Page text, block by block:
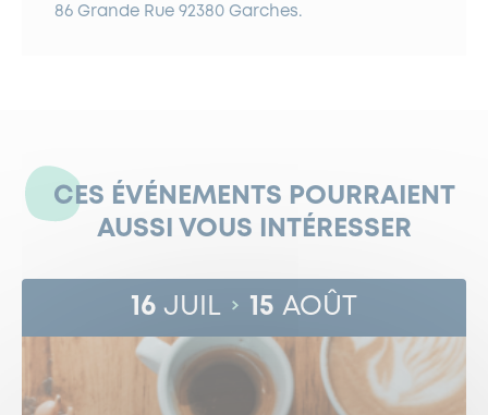
86 Grande Rue 92380 Garches.
CES ÉVÉNEMENTS POURRAIENT
AUSSI VOUS INTÉRESSER
16 JUIL 15 AOÛT